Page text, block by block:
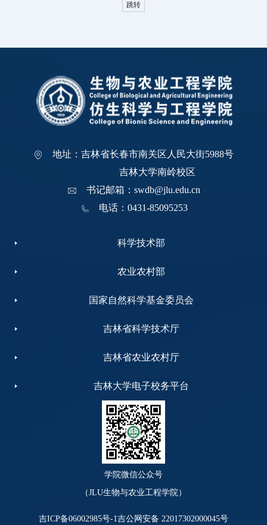
跳转
地址：吉林省长春市南关区人民大街5988号
吉林大学南岭校区
书记邮箱：swdb@jlu.edu.cn
电话：0431-85095253
科学技术部
农业农村部
国家自然科学基金委员会
吉林省科学技术厅
吉林省农业农村厅
吉林大学电子校务平台
学院微信公众号
（JLU生物与农业工程学院）
吉ICP备06002985号-1吉公网安备 22017302000045号